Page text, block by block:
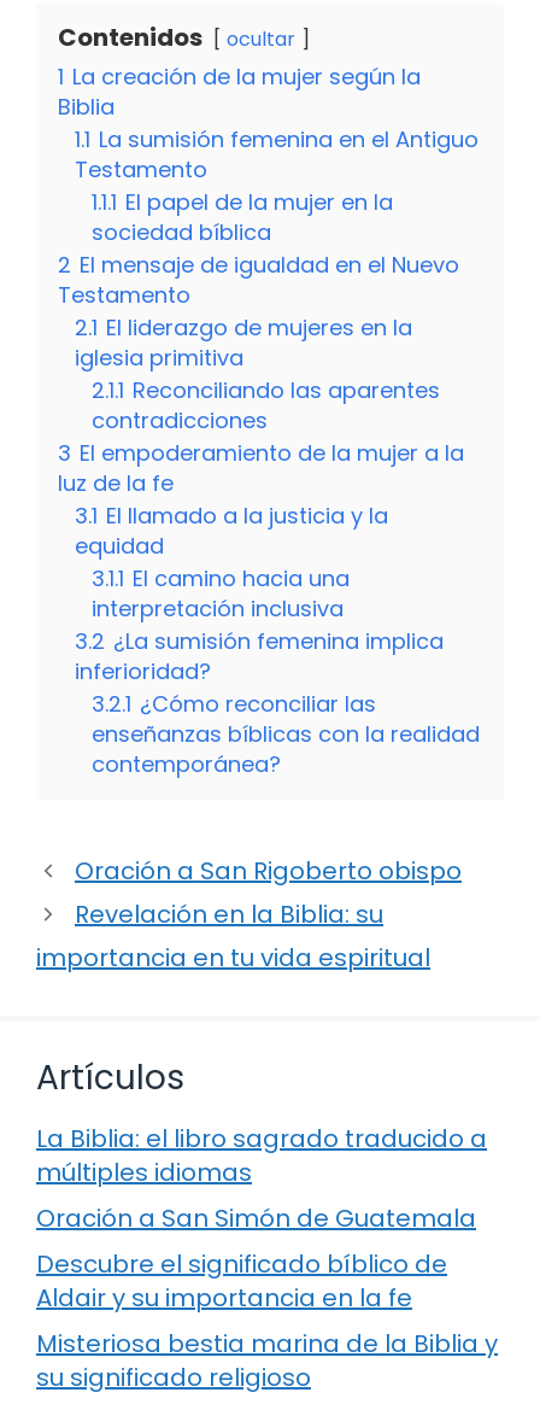
Contenidos ocultar
1 La creación de la mujer según la
Biblia
1.1 La sumisión femenina en el Antiguo
Testamento
1.1.1 El papel de la mujer en la
sociedad bíblica
2 El mensaje de igualdad en el Nuevo
Testamento
2.1 El liderazgo de mujeres en la
iglesia primitiva
2.1.1 Reconciliando las aparentes
contradicciones
3 El empoderamiento de la mujer a la
luz de la fe
3.1 El llamado a la justicia y la
equidad
3.1.1 El camino hacia una
interpretación inclusiva
3.2 ¿La sumisión femenina implica
inferioridad?
3.2.1 ¿Cómo reconciliar las
enseñanzas bíblicas con la realidad
contemporánea?
Oración a San Rigoberto obispo
Revelación en la Biblia: su
importancia en tu vida espiritual
Artículos
La Biblia: el libro sagrado traducido a
múltiples idiomas
Oración a San Simón de Guatemala
Descubre el significado bíblico de
Aldair y su importancia en la fe
Misteriosa bestia marina de la Biblia y
su significado religioso